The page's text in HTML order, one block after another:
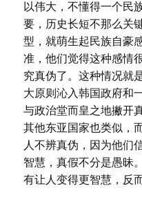
以伟大，不懂得一个民
要，历史长短不那么关
型，就萌生起民族自豪
准，他们觉得这种感情
究真伪了。这种情况就
大原则沁入韩国政府和
与政治堂而皇之地撇开
其他东亚国家也类似，
人不辨真伪，因为他们
智慧，真假不分是愚昧
有让人变得更智慧，反